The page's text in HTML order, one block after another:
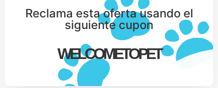
Reclama esta oferta usando el
siguiente cupon
WELCOMETOPET